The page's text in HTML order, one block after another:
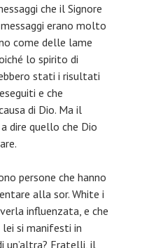
che il Signore
erano molto
come delle lame
lo spirito di
stati i risultati
e che
di Dio. Ma il
dire quello che Dio
persone che hanno
alla sor. White i
influenzata, e che
si manifesti in
un’altra? Fratelli, il